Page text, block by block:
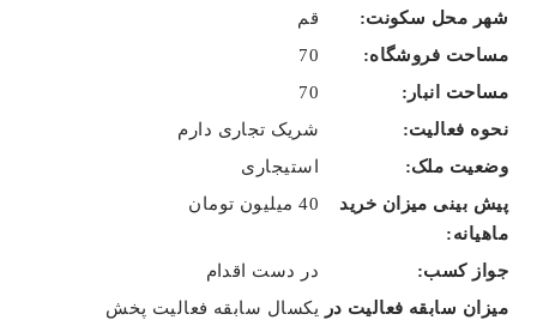
قم
70
70
شریک تجاری دارم
استیجاری
40 میلیون تومان
در دست اقدام
یکسال سابقه فعالیت پخش